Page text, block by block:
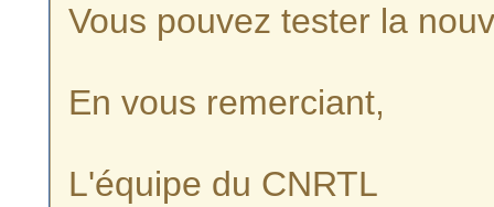
Vous pouvez tester la
En vous remerciant,
L'équipe du CNRTL